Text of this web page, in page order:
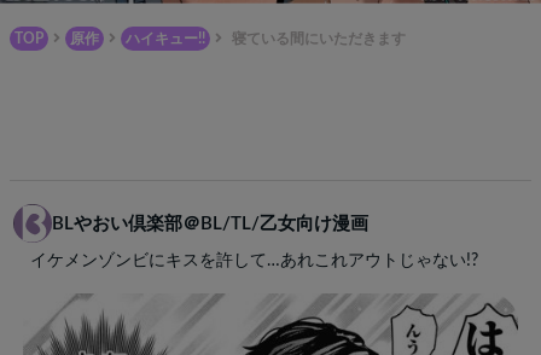
TOP 原作 ハイキュー!! 寝ている間にいただきます
BLやおい倶楽部＠BL/TL/乙女向け漫画
イケメンゾンビにキスを許して…あれこれアウトじゃない!?